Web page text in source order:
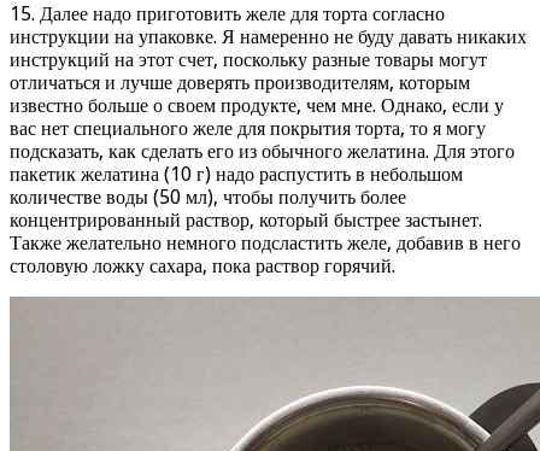
15. Далее надо приготовить желе для торта согласно
инструкции на упаковке. Я намеренно не буду давать никаких
инструкций на этот счет, поскольку разные товары могут
отличаться и лучше доверять производителям, которым
известно больше о своем продукте, чем мне. Однако, если у
вас нет специального желе для покрытия торта, то я могу
подсказать, как сделать его из обычного желатина. Для этого
пакетик желатина (10 г) надо распустить в небольшом
количестве воды (50 мл), чтобы получить более
концентрированный раствор, который быстрее застынет.
Также желательно немного подсластить желе, добавив в него
столовую ложку сахара, пока раствор горячий.